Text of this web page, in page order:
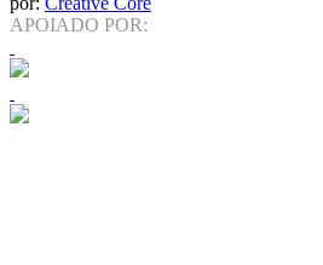
APOIADO POR: